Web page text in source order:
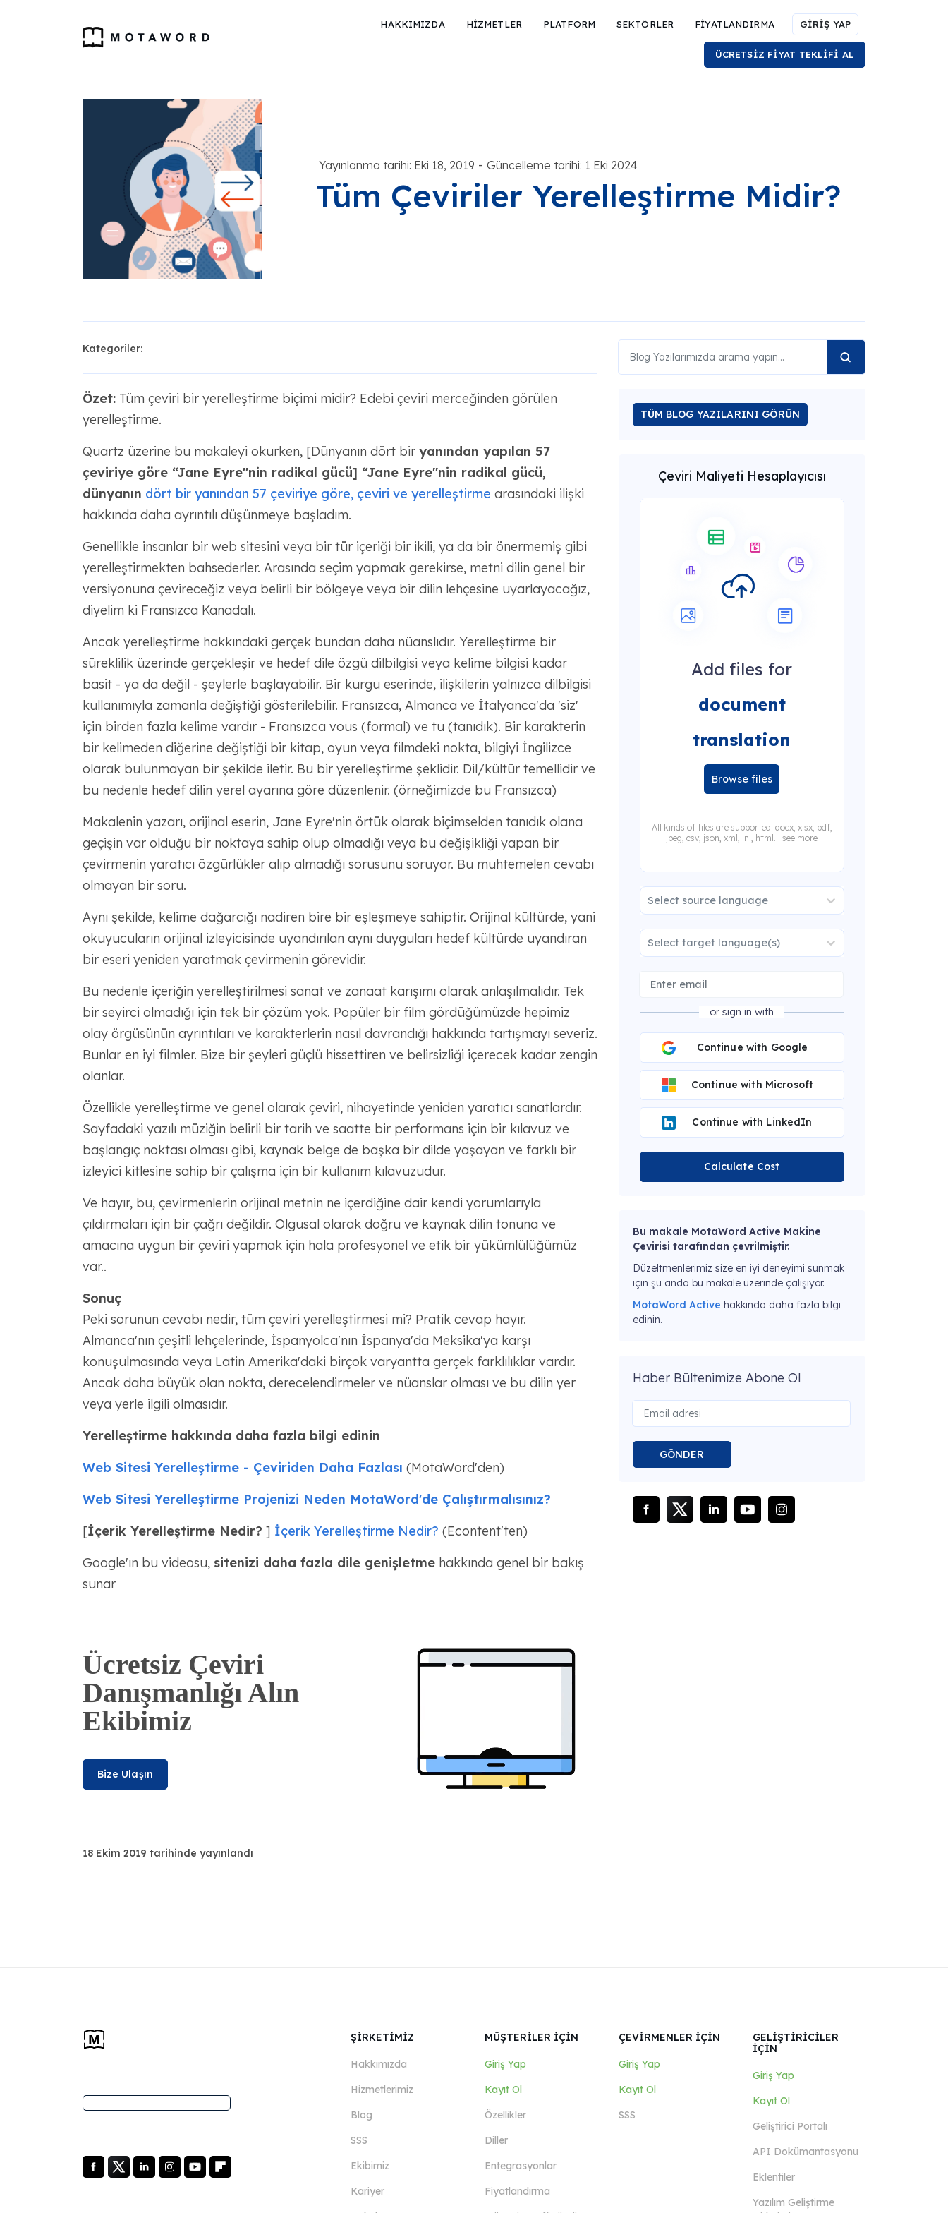
HAKKIMIZDA HİZMETLER PLATFORM SEKTÖRLER FİYATLANDIRMA GİRİŞ YAP
ÜCRETSİZ FİYAT TEKLİFİ AL
Yayınlanma tarihi: Eki 18, 2019 - Güncelleme tarihi: 1 Eki 2024
Tüm Çeviriler Yerelleştirme Midir?
Kategoriler:
Özet:Tüm çeviri bir yerelleştirme biçimi midir? Edebi çeviri merceğinden görülen
yerelleştirme.
Quartz üzerine bu makaleyi okurken, [Dünyanın dört bir yanından yapılan 57
çeviriye göre “Jane Eyre"nin radikal gücü] “Jane Eyre"nin radikal gücü,
dünyanın dört bir yanından 57 çeviriye göre, çeviri ve yerelleştirme arasındaki ilişki
hakkında daha ayrıntılı düşünmeye başladım.
Genellikle insanlar bir web sitesini veya bir tür içeriği bir ikili, ya da bir önermemiş gibi
yerelleştirmekten bahsederler. Arasında seçim yapmak gerekirse, metni dilin genel bir
versiyonuna çevireceğiz veya belirli bir bölgeye veya bir dilin lehçesine uyarlayacağız,
diyelim ki Fransızca Kanadalı.
Ancak yerelleştirme hakkındaki gerçek bundan daha nüanslıdır. Yerelleştirme bir
süreklilik üzerinde gerçekleşir ve hedef dile özgü dilbilgisi veya kelime bilgisi kadar
basit - ya da değil - şeylerle başlayabilir. Bir kurgu eserinde, ilişkilerin yalnızca dilbilgisi
kullanımıyla zamanla değiştiği gösterilebilir. Fransızca, Almanca ve İtalyanca'da 'siz'
için birden fazla kelime vardır - Fransızca vous (formal) ve tu (tanıdık). Bir karakterin
bir kelimeden diğerine değiştiği bir kitap, oyun veya filmdeki nokta, bilgiyi İngilizce
olarak bulunmayan bir şekilde iletir. Bu bir yerelleştirme şeklidir. Dil/kültür temellidir ve
bu nedenle hedef dilin yerel ayarına göre düzenlenir. (örneğimizde bu Fransızca)
Makalenin yazarı, orijinal eserin, Jane Eyre'nin örtük olarak biçimselden tanıdık olana
geçişin var olduğu bir noktaya sahip olup olmadığı veya bu değişikliği yapan bir
çevirmenin yaratıcı özgürlükler alıp almadığı sorusunu soruyor. Bu muhtemelen cevabı
olmayan bir soru.
Aynı şekilde, kelime dağarcığı nadiren bire bir eşleşmeye sahiptir. Orijinal kültürde, yani
okuyucuların orijinal izleyicisinde uyandırılan aynı duyguları hedef kültürde uyandıran
bir eseri yeniden yaratmak çevirmenin görevidir.
Bu nedenle içeriğin yerelleştirilmesi sanat ve zanaat karışımı olarak anlaşılmalıdır. Tek
bir seyirci olmadığı için tek bir çözüm yok. Popüler bir film gördüğümüzde hepimiz
olay örgüsünün ayrıntıları ve karakterlerin nasıl davrandığı hakkında tartışmayı severiz.
Bunlar en iyi filmler. Bize bir şeyleri güçlü hissettiren ve belirsizliği içerecek kadar zengin
olanlar.
Özellikle yerelleştirme ve genel olarak çeviri, nihayetinde yeniden yaratıcı sanatlardır.
Sayfadaki yazılı müziğin belirli bir tarih ve saatte bir performans için bir kılavuz ve
başlangıç noktası olması gibi, kaynak belge de başka bir dilde yaşayan ve farklı bir
izleyici kitlesine sahip bir çalışma için bir kullanım kılavuzudur.
Ve hayır, bu, çevirmenlerin orijinal metnin ne içerdiğine dair kendi yorumlarıyla
çıldırmaları için bir çağrı değildir. Olgusal olarak doğru ve kaynak dilin tonuna ve
amacına uygun bir çeviri yapmak için hala profesyonel ve etik bir yükümlülüğümüz
var..
Sonuç
Peki sorunun cevabı nedir, tüm çeviri yerelleştirmesi mi? Pratik cevap hayır.
Almanca'nın çeşitli lehçelerinde, İspanyolca'nın İspanya'da Meksika'ya karşı
konuşulmasında veya Latin Amerika'daki birçok varyantta gerçek farklılıklar vardır.
Ancak daha büyük olan nokta, derecelendirmeler ve nüanslar olması ve bu dilin yer
veya yerle ilgili olmasıdır.
Yerelleştirme hakkında daha fazla bilgi edinin
Web Sitesi Yerelleştirme - Çeviriden Daha Fazlası (MotaWord'den)
Web Sitesi Yerelleştirme Projenizi Neden MotaWord'de Çalıştırmalısınız?
[İçerik Yerelleştirme Nedir? ] İçerik Yerelleştirme Nedir? (Econtent'ten)
Google'ın bu videosu, sitenizi daha fazla dile genişletmehakkında genel bir bakış
sunar
Ücretsiz Çeviri
Danışmanlığı Alın
Ekibimiz
Bize Ulaşın
18 Ekim 2019 tarihinde yayınlandı
TÜM BLOG YAZILARINI GÖRÜN
Çeviri Maliyeti Hesaplayıcısı
Add files for
document
translation
Browse files
All kinds of files are supported: docx, xlsx, pdf,
jpeg, csv, json, xml, ini, html... see more
Select source language
Select target language(s)
or sign in with
Continue with Google
Continue with Microsoft
Continue with LinkedIn
Calculate Cost
Bu makale MotaWord Active Makine
Çevirisi tarafından çevrilmiştir.
Düzeltmenlerimiz size en iyi deneyimi sunmak
için şu anda bu makale üzerinde çalışıyor.
MotaWord Active hakkında daha fazla bilgi
edinin.
Haber Bültenimize Abone Ol
GÖNDER
ŞİRKETİMİZ
Hakkımızda
Hizmetlerimiz
Blog
SSS
Ekibimiz
Kariyer
MÜŞTERİLER İÇİN
Giriş Yap
Kayıt Ol
Özellikler
Diller
Entegrasyonlar
Fiyatlandırma
ÇEVİRMENLER İÇİN
Giriş Yap
Kayıt Ol
SSS
GELİŞTİRİCİLER
İÇİN
Giriş Yap
Kayıt Ol
Geliştirici Portalı
API Dokümantasyonu
Eklentiler
Yazılım Geliştirme